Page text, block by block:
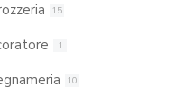
15
1
10